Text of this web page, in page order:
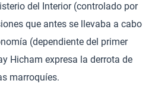
del Interior (controlado por
que antes se llevaba a cabo
(dependiente del primer
Hicham expresa la derrota de
marroquíes.